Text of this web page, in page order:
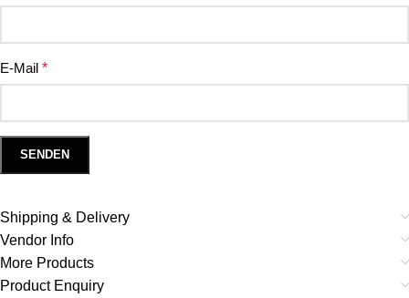
E-Mail *
Shipping & Delivery
Vendor Info
More Products
Product Enquiry